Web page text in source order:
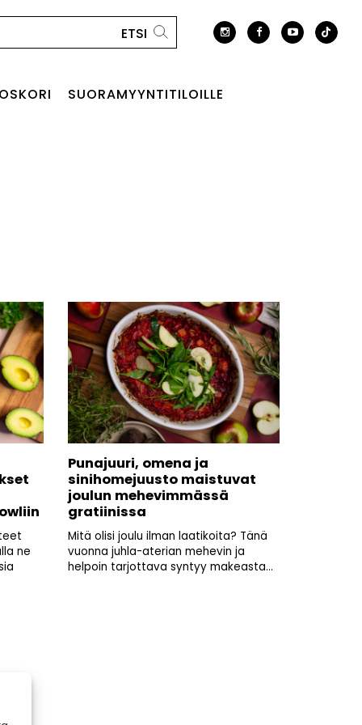
SUORAMYYNTITILOILLE
ne
Punajuuri, omena ja
sinihomejuusto maistuvat
joulun mehevimmässä
gratiinissa
Mitä olisi joulu ilman laatikoita? Tänä
vuonna juhla-aterian mehevin ja
helpoin tarjottava syntyy makeasta...